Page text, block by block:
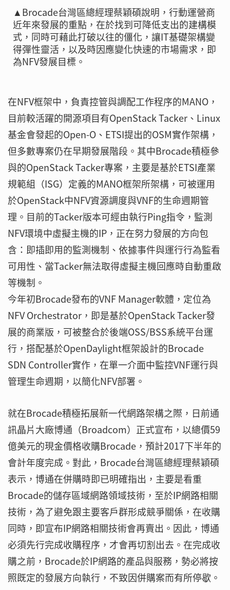
▲Brocade台灣區總經理蔡穎碩說明，行動運營商
近年來發展的重點，在於找到可降低支出的建構模
式，同時可藉此打破以往的僵化，讓IT基礎架構變
得彈性靈活，以及時因應變化快速的市場需求，即
為NFV發展目標。
在NFV框架中，負責控管與調配工作程序的MANO，
目前較活躍的開源項目有OpenStack Tacker、Linux
基金會發起的Open-O、ETSI提出的OSM實作架構，
但多數專案仍在早期發展階段。其中Brocade積極參
與的OpenStack Tacker專案，主要是基於ETSI產業
規範組（ISG）定義的MANO框架所架構，可被運用
於OpenStack中NFV資源調度與VNF的生命週期管
理。目前的Tacker版本可經由執行Ping指令，監測
NFV環境中虛擬主機的IP，正在努力發展的方向包
含：即插即用的監測機制、依據事件與運行行為監看
可用性、當Tacker無法取得虛擬主機回應時自動重啟
等機制。
今年初Brocade發布的VNF Manager軟體，定位為
NFV Orchestrator，即是基於OpenStack Tacker發
展的商業版，可被整合於後端OSS/BSS系統平台運
行，搭配基於OpenDaylight框架設計的Brocade
SDN Controller實作，在單一介面中監控VNF運行與
管理生命週期，以簡化NFV部署。
就在Brocade積極拓展新一代網路架構之際，日前通
訊晶片大廠博通（Broadcom）正式宣布，以總價59
億美元的現金價格收購Brocade，預計2017下半年的
會計年度完成。對此，Brocade台灣區總經理蔡穎碩
表示，博通在併購時即已明確指出，主要是看重
Brocade的儲存區域網路領域技術，至於IP網路相關
技術，為了避免跟主要客戶群形成競爭關係，在收購
同時，即宣布IP網路相關技術會再賣出。因此，博通
必須先行完成收購程序，才會再切割出去。在完成收
購之前，Brocade於IP網路的產品與服務，勢必將按
照既定的發展方向執行，不致因併購案而有所停歇。